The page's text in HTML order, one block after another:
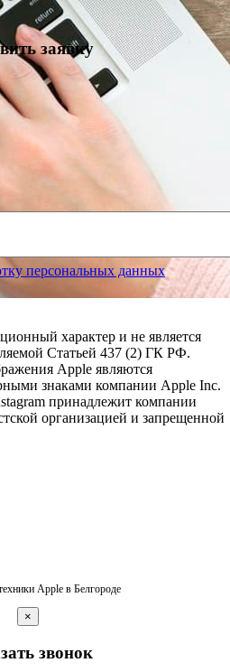
заявку
персональных данных
характер и не является
Статьей 437 (2) ГК РФ.
Apple являются
знаками компании Apple Inc.
принадлежит компании
организацией и запрещенной
Apple в Белгороде
×
звонок